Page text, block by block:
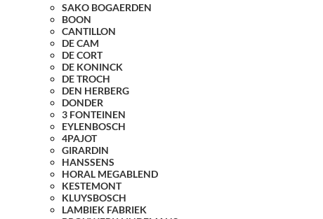
SAKO BOGAERDEN
BOON
CANTILLON
DE CAM
DE CORT
DE KONINCK
DE TROCH
DEN HERBERG
DONDER
3 FONTEINEN
EYLENBOSCH
4PAJOT
GIRARDIN
HANSSENS
HORAL MEGABLEND
KESTEMONT
KLUYSBOSCH
LAMBIEK FABRIEK